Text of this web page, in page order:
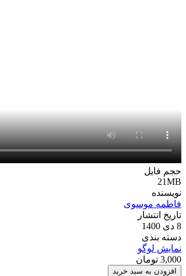
حجم فایل
21MB
نویسنده
فاطمه موسوی
تاریخ انتشار
8 دی 1400
دسته بندی
نمایش لوگو
3,000 تومان
پروژه
افزودن به سبد خرید